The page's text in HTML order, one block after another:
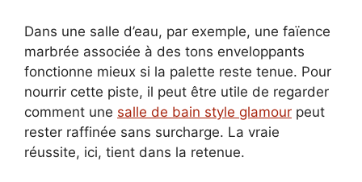
Dans une salle d’eau, par exemple, une faïence
marbrée associée à des tons enveloppants
fonctionne mieux si la palette reste tenue. Pour
nourrir cette piste, il peut être utile de regarder
comment une salle de bain style glamour peut
rester raffinée sans surcharge. La vraie
réussite, ici, tient dans la retenue.